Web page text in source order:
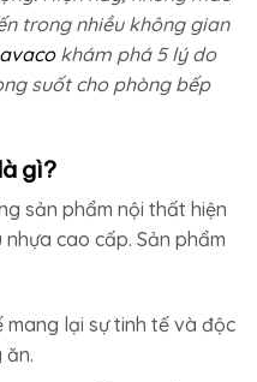
trong nhiều không gian
khám phá 5 lý do
suốt cho phòng bếp
gì?
sản phẩm nội thất hiện
cao cấp. Sản phẩm
lại sự tinh tế và độc
ăn.